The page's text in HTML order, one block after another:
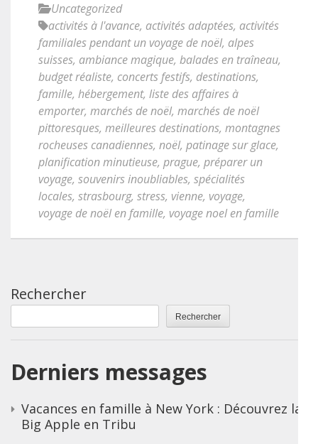
Uncategorized
activités à l'avance, activités adaptées, activités
familiales pendant un voyage de noël, alpes
suisses, ambiance magique, balades en traîneau,
budget réaliste, concerts festifs, destinations,
famille, hébergement, liste des affaires à
emporter, marchés de noël, marchés de noël
pittoresques, meilleures destinations, montagnes
rocheuses canadiennes, noël, patinage sur glace,
planification minutieuse, prague, préparer un
voyage, souvenirs inoubliables, spécialités
locales, strasbourg, stress, vienne, voyage,
voyage de noël en famille, voyage noel en famille
Rechercher
Rechercher
Derniers messages
Vacances en famille à New York : Découvrez la
Big Apple en Tribu